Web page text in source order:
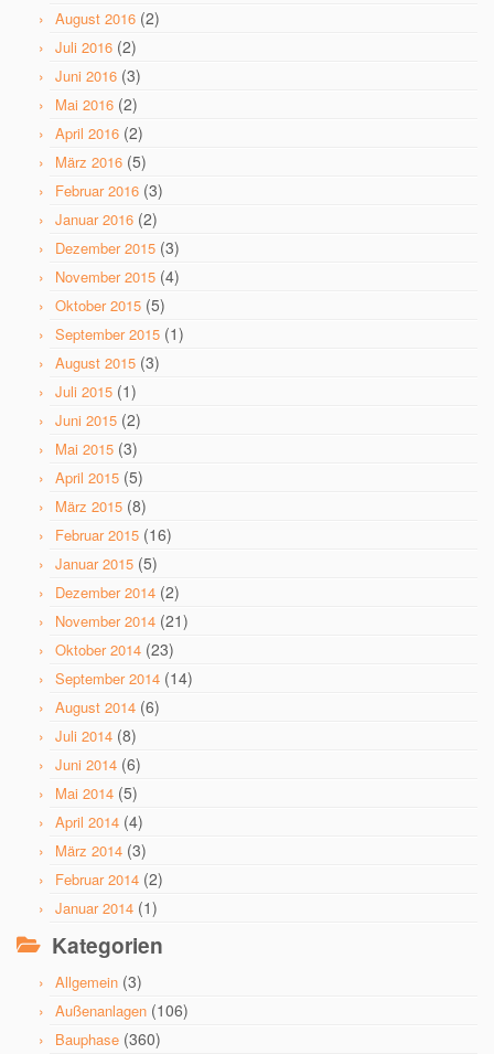
August 2016 (2)
Juli 2016 (2)
Juni 2016 (3)
Mai 2016 (2)
April 2016 (2)
März 2016 (5)
Februar 2016 (3)
Januar 2016 (2)
Dezember 2015 (3)
November 2015 (4)
Oktober 2015 (5)
September 2015 (1)
August 2015 (3)
Juli 2015 (1)
Juni 2015 (2)
Mai 2015 (3)
April 2015 (5)
März 2015 (8)
Februar 2015 (16)
Januar 2015 (5)
Dezember 2014 (2)
November 2014 (21)
Oktober 2014 (23)
September 2014 (14)
August 2014 (6)
Juli 2014 (8)
Juni 2014 (6)
Mai 2014 (5)
April 2014 (4)
März 2014 (3)
Februar 2014 (2)
Januar 2014 (1)
Kategorien
Allgemein (3)
Außenanlagen (106)
Bauphase (360)